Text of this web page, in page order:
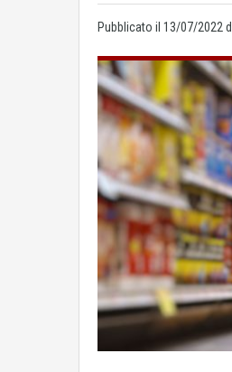
Pubblicato il 13/07/2022